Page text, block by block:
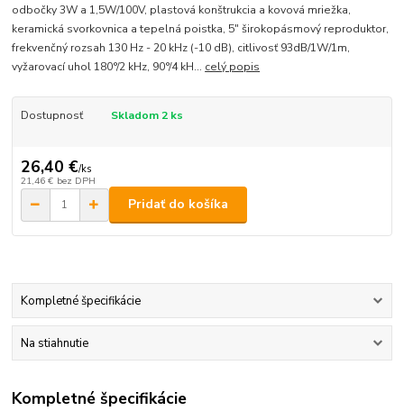
odbočky 3W a 1,5W/100V, plastová konštrukcia a kovová mriežka,
keramická svorkovnica a tepelná poistka, 5" širokopásmový reproduktor,
frekvenčný rozsah 130 Hz - 20 kHz (-10 dB), citlivosť 93dB/1W/1m,
vyžarovací uhol 180°/2 kHz, 90°/4 kH... celý popis
Dostupnosť Skladom 2 ks
26,40 €/ks
21,46 € bez DPH
Pridať do košíka
Kompletné špecifikácie
Na stiahnutie
Kompletné špecifikácie